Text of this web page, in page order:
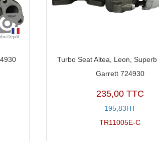
Turbo Seat Altea, Leon, Superb
Garrett 724930
235,00 TTC
195,83HT
TR11005E-C